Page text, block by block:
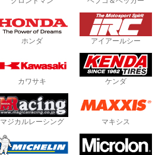
ホンダ アイアールシー
カワサキ ケンダ
マジカルレーシング マキシス